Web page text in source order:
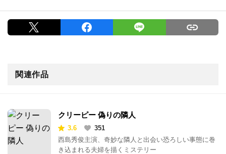
関連作品
クリーピー 偽りの隣人
3.6
351
西島秀俊主演、奇妙な隣人と出会い恐ろしい事態に巻
き込まれる夫婦を描くミステリー